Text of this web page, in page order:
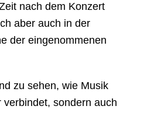
nach dem Konzert
aber auch in der
der eingenommenen
zu sehen, wie Musik
verbindet, sondern auch